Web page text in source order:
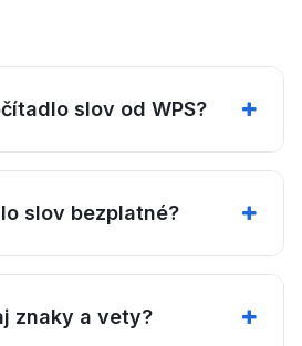
slov od WPS?
slov bezplatné?
znaky a vety?